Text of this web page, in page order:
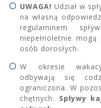
UWAGA! Udział w
na własną
regulaminem
niepełnoletnie
osób dorosłych.
W okresie
odbywają się
ograniczona. W
chętnych. Spływy